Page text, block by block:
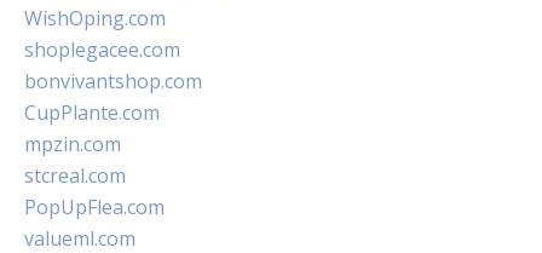
WishOping.com
shoplegacee.com
bonvivantshop.com
CupPlante.com
mpzin.com
stcreal.com
PopUpFlea.com
valueml.com